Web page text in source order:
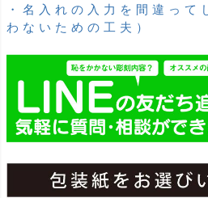
・名入れの入力を間違って
わないための工夫）